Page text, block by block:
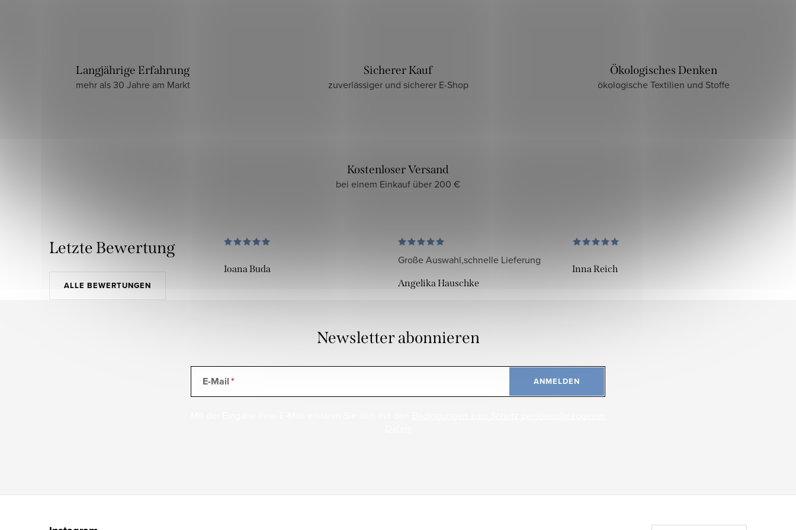
Langjährige Erfahrung
mehr als 30 Jahre am Markt
Sicherer Kauf
zuverlässiger und sicherer E-Shop
Ökologisches Denken
ökologische Textilien und Stoffe
Kostenloser Versand
bei einem Einkauf über 200 €
Letzte Bewertung
ALLE BEWERTUNGEN
Ioana Buda
Große Auswahl,schnelle Lieferung
Angelika Hauschke
Inna Reich
Newsletter abonnieren
E-Mail ANMELDEN